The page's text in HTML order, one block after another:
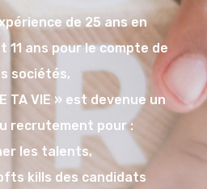
de 25 ans en
ans pour le compte de
sociétés,
TA VIE » est devenue un
recrutement pour :
les talents,
kills des candidats